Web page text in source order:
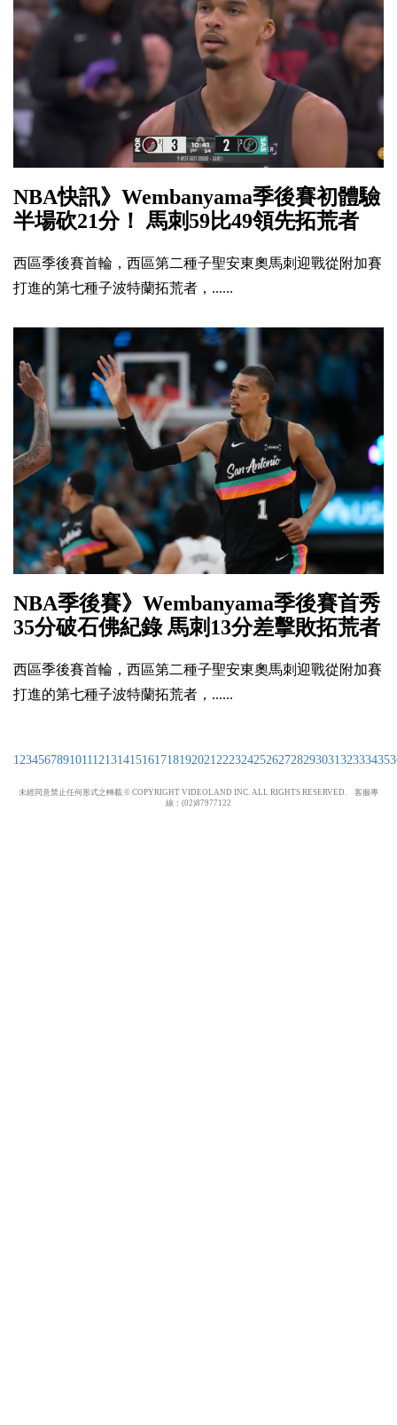
NBA快訊》Wembanyama季後賽初體驗
半場砍21分！ 馬刺59比49領先拓荒者
西區季後賽首輪，西區第二種子聖安東奧馬刺迎戰從附加賽
打進的第七種子波特蘭拓荒者，......
NBA季後賽》Wembanyama季後賽首秀
35分破石佛紀錄 馬刺13分差擊敗拓荒者
西區季後賽首輪，西區第二種子聖安東奧馬刺迎戰從附加賽
打進的第七種子波特蘭拓荒者，......
1234567891011121314151617181920212223242526272829303132333435
未經同意禁止任何形式之轉載 © COPYRIGHT VIDEOLAND INC. ALL RIGHTS RESERVED. 客服專
線：(02)87977122